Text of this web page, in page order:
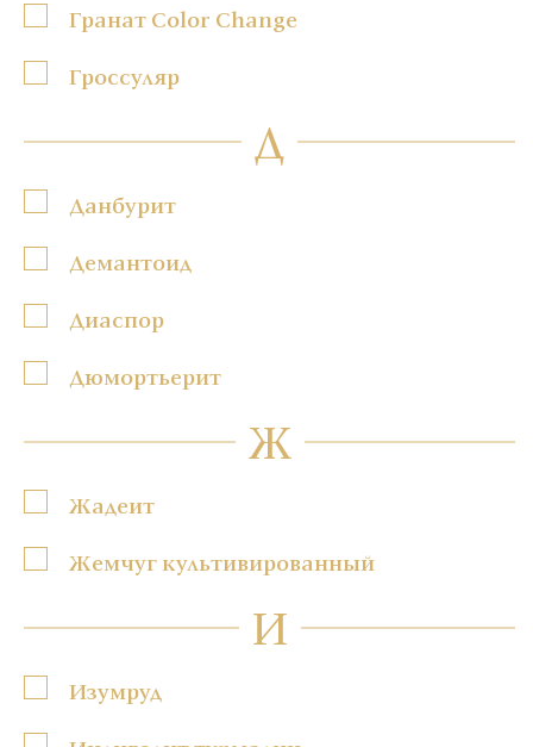
Гранат Color Change
Гроссуляр
Д
Данбурит
Демантоид
Диаспор
Дюмортьерит
Ж
Жадеит
Жемчуг культивированный
И
Изумруд